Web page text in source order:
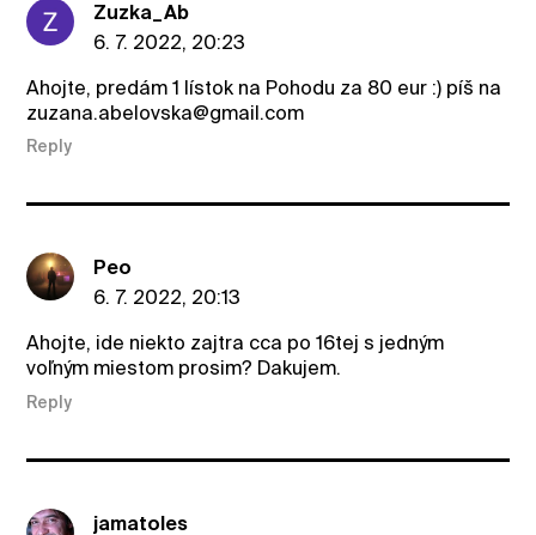
Zuzka_Ab
6. 7. 2022, 20:23
Ahojte, predám 1 lístok na Pohodu za 80 eur :) píš na
zuzana.abelovska@gmail.com
Reply
Peo
6. 7. 2022, 20:13
Ahojte, ide niekto zajtra cca po 16tej s jedným
voľným miestom prosim? Dakujem.
Reply
jamatoles